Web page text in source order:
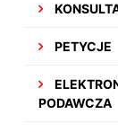
PETYCJE
PODAWCZA